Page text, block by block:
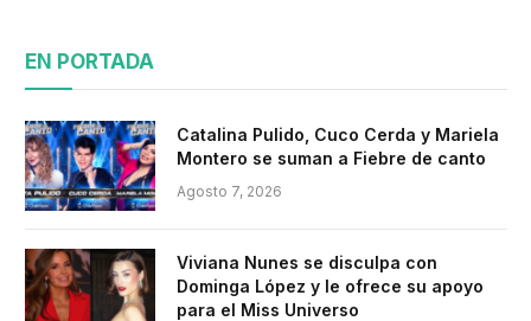
EN PORTADA
Catalina Pulido, Cuco Cerda y Mariela
Montero se suman a Fiebre de canto
Agosto 7, 2026
Viviana Nunes se disculpa con
Dominga López y le ofrece su apoyo
para el Miss Universo